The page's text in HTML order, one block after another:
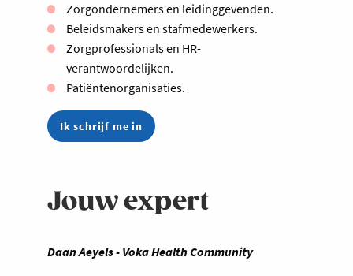
Zorgondernemers en leidinggevenden.
Beleidsmakers en stafmedewerkers.
Zorgprofessionals en HR-
verantwoordelijken.
Patiëntenorganisaties.
Ik schrijf me in
Jouw expert
Daan Aeyels - Voka Health Community